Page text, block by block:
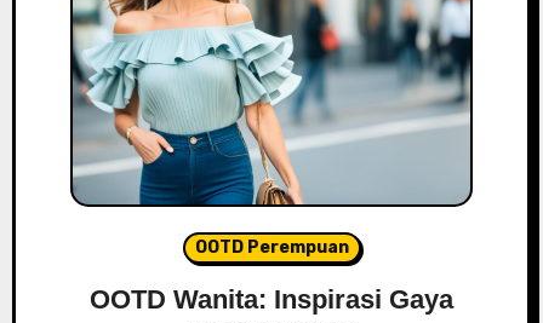
OOTD Perempuan
OOTD Wanita: Inspirasi Gaya